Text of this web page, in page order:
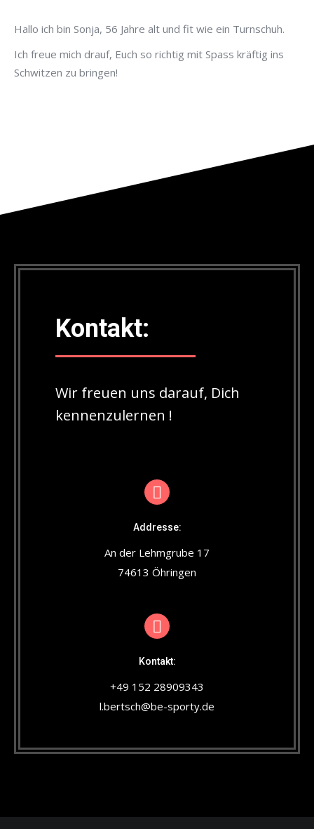
Hallo ich bin Sonja, 56 Jahre alt und fit wie ein Turnschuh.
Ich freue mich drauf, Euch so richtig mit Spass kräftig ins
Schwitzen zu bringen!
Kontakt:
Wir freuen uns darauf, Dich
kennenzulernen !
Addresse:
An der Lehmgrube 17
74613 Öhringen
Kontakt:
+49 152 28909343
l.bertsch@be-sporty.de